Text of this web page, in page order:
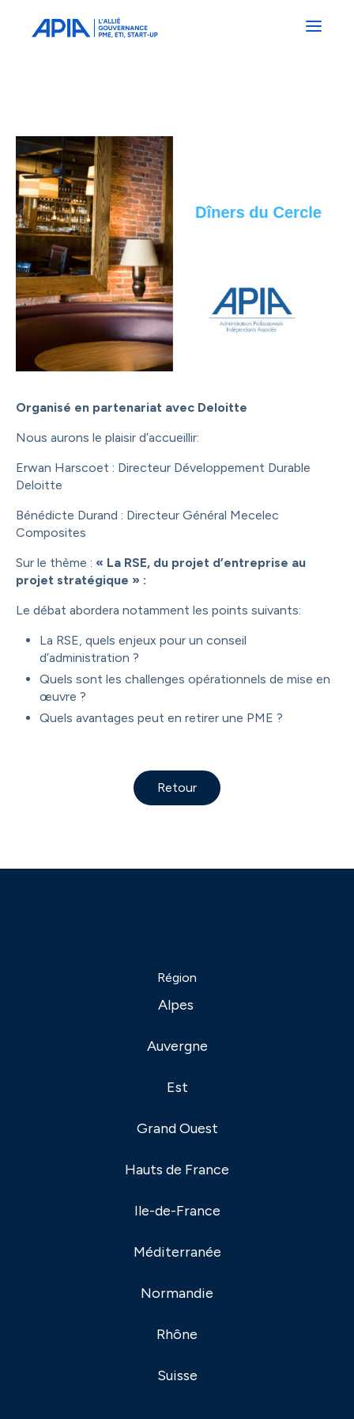
Professionnels
Indépendants
Organisé en partenariat avec Deloitte
Nous aurons le plaisir d’accueillir:
Erwan Harscoet : Directeur Développement Durable
Deloitte
Bénédicte Durand : Directeur Général Mecelec
Composites
Sur le thème : « La RSE, du projet d’entreprise au
projet stratégique » :
Le débat abordera notamment les points suivants:
La RSE, quels enjeux pour un conseil
d’administration ?
Quels sont les challenges opérationnels de mise en
œuvre ?
Quels avantages peut en retirer une PME ?
Retour
Région
Alpes
Auvergne
Est
Grand Ouest
Hauts de France
Ile-de-France
Méditerranée
Normandie
Rhône
Suisse